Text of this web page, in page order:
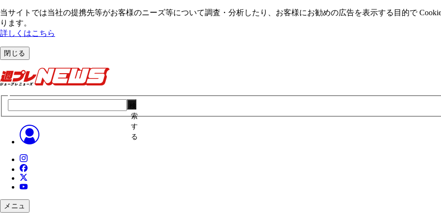
当サイトでは当社の提携先等がお客様のニーズ等について調査・分析したり、お客様にお勧めの広告を表⽰する⽬的で
ります。
詳しくはこちら
閉じる
索
す
る
メニュ